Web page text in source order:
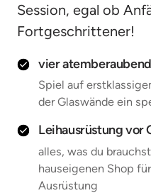
Session, egal ob
Fortgeschrittener!
vier
Spiel auf
der Glaswände ein
Leihausrüstung vor
alles, was du
hauseigenen Shop
Ausrüstung